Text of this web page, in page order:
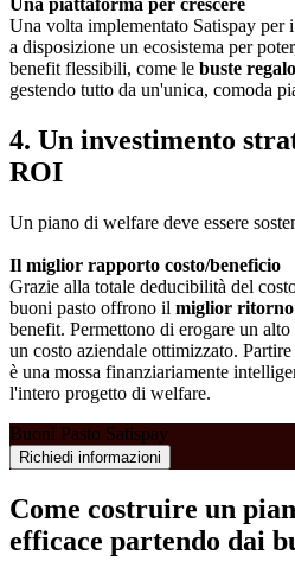
Una piattaforma per crescere
Una volta implementato Satispay per
a disposizione un ecosistema per
benefit flessibili, come le buste regalo
gestendo tutto da un'unica, comoda
4. Un investimento
ROI
Un piano di welfare deve essere
Il miglior rapporto costo/beneficio
Grazie alla totale deducibilità del
buoni pasto offrono il miglior ritorno
benefit. Permettono di erogare un
un costo aziendale ottimizzato.
è una mossa finanziariamente
l'intero progetto di welfare.
Buoni Pasto Satispay
Richiedi informazioni
Come costruire un
efficace partendo dai